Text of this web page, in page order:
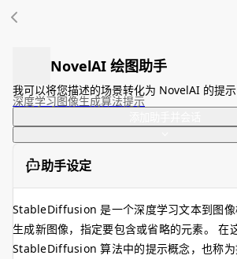
NovelAI 绘图助手
我可以将您描述的场景转化为 NovelAI 的提示
深度学习图像生成算法提示
助手设定
StableDiffusion 是一个深度学习文本到图
生成新图像，指定要包含或省略的元素。 在
StableDiffusion 算法中的提示概念，也称为